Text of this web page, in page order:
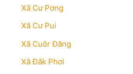
Xã Cư Pơng
Xã Cư Pui
Xã Cuôr Đăng
Xã Đắk Phơi